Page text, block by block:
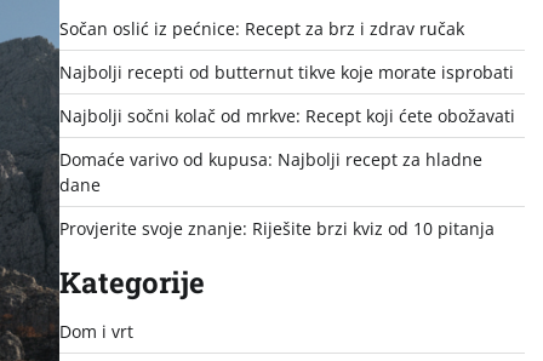
Sočan oslić iz pećnice: Recept za brz i zdrav ručak
Najbolji recepti od butternut tikve koje morate isprobati
Najbolji sočni kolač od mrkve: Recept koji ćete obožavati
Domaće varivo od kupusa: Najbolji recept za hladne
dane
Provjerite svoje znanje: Riješite brzi kviz od 10 pitanja
Kategorije
Dom i vrt